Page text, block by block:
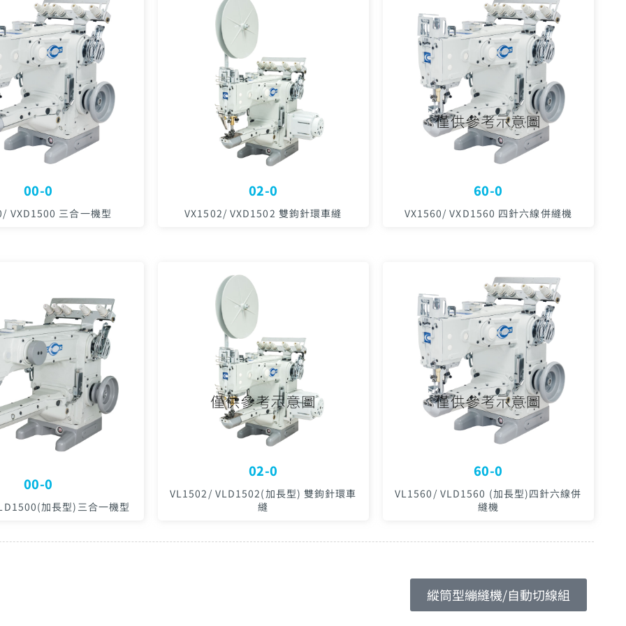
00-0
VXD1500 三合一機型
02-0
VX1502/ VXD1502 雙鉤針環車縫
60-0
VX1560/ VXD1560 四針六線併縫機
00-0
加長型)三合一機型
02-0
VL1502/ VLD1502(加長型) 雙鉤針環車
縫
60-0
VL1560/ VLD1560 (加長型)四針六線併
縫機
縱筒型繃縫機/自動切線組